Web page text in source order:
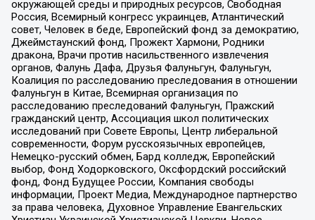
окружающей среды и природных ресурсов, Свободная
Россия, Всемирный конгресс украинцев, Атлантический
совет, Человек в беде, Европейский фонд за демократию,
Джеймстаунский фонд, Прожект Хармони, Родники
дракона, Врачи против насильственного извлечения
органов, Фалунь Дафа, Друзья Фалуньгун, Фалуньгун,
Коалиция по расследованию преследования в отношении
Фалуньгун в Китае, Всемирная организация по
расследованию преследований Фалуньгун, Пражский
гражданский центр, Ассоциация школ политических
исследований при Совете Европы, Центр либеральной
современности, Форум русскоязычных европейцев,
Немецко-русский обмен, Бард колледж, Европейский
выбор, Фонд Ходорковского, Оксфордский российский
фонд, Фонд Будущее России, Компания свободы
информации, Проект Медиа, Международное партнерство
за права человека, Духовное Управление Евангельских